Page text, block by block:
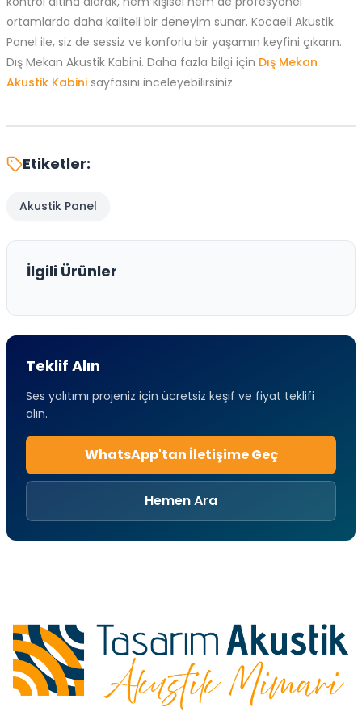
ortamlarda daha kaliteli bir deneyim sunar. Kocaeli Akustik
Panel ile, siz de sessiz ve konforlu bir yaşamın keyfini çıkarın.
Dış Mekan Akustik Kabini. Daha fazla bilgi için Dış Mekan
Akustik Kabini sayfasını inceleyebilirsiniz.
Etiketler:
Akustik Panel
İlgili Ürünler
Teklif Alın
Ses yalıtımı projeniz için ücretsiz keşif ve fiyat teklifi
alın.
WhatsApp'tan İletişime Geç
Hemen Ara